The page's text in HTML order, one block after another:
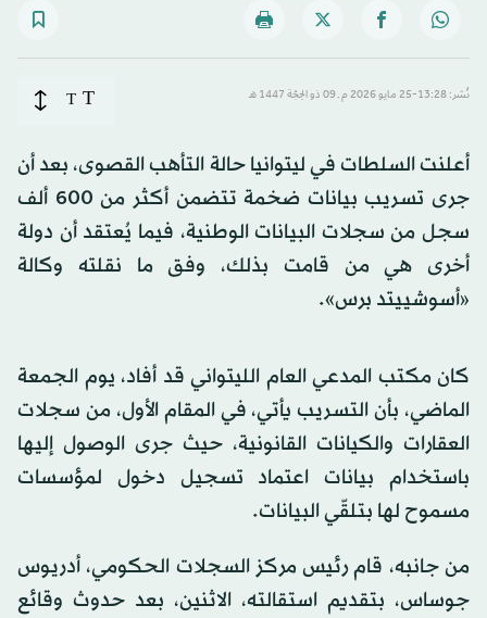
نُشر: 13:28-25 مايو 2026 م ـ 09 ذو الحِجّة 1447 هـ T
T
أعلنت السلطات في ليتوانيا حالة التأهب القصوى، بعد أن
جرى تسريب بيانات ضخمة تتضمن أكثر من 600 ألف
سجل من سجلات البيانات الوطنية، فيما يُعتقد أن دولة
أخرى هي من قامت بذلك، وفق ما نقلته وكالة
«أسوشييتد برس».
كان مكتب المدعي العام الليتواني قد أفاد، يوم الجمعة
الماضي، بأن التسريب يأتي، في المقام الأول، من سجلات
العقارات والكيانات القانونية، حيث جرى الوصول إليها
باستخدام بيانات اعتماد تسجيل دخول لمؤسسات
مسموح لها بتلقّي البيانات.
من جانبه، قام رئيس مركز السجلات الحكومي، أدريوس
جوساس، بتقديم استقالته، الاثنين، بعد حدوث وقائع